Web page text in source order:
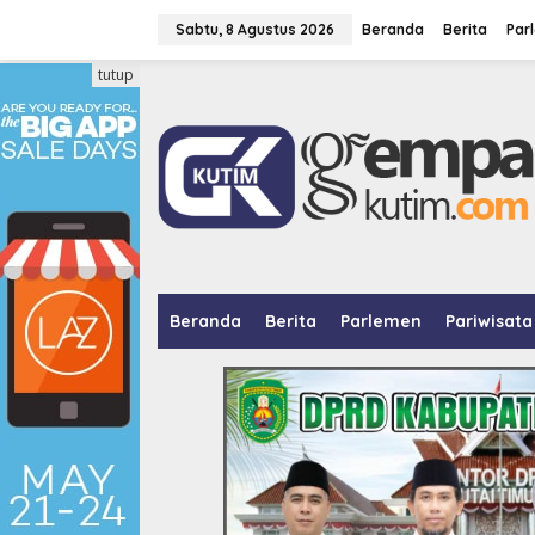
i
k
e
n
t
e
Sabtu, 8 Agustus 2026 Beranda Berita
Beranda Berita Parlemen Pariwisata
tutup